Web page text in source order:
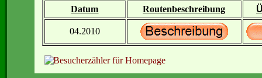
Datum Routenbeschreibung
04.2010